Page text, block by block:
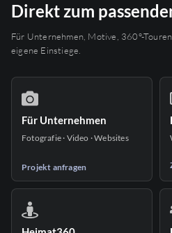
Direkt zum
Für Unternehmen, Motive, 360°-
eigene Einstiege.
Für Unternehmen
Fotografie · Video · Websites
Projekt anfragen